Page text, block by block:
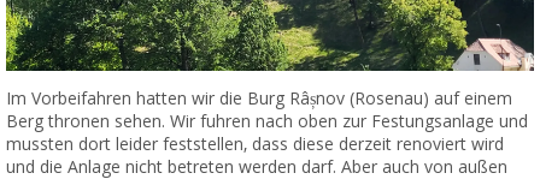
Im Vorbeifahren hatten wir die Burg Râșnov (Rosenau) auf einem
Berg thronen sehen. Wir fuhren nach oben zur Festungsanlage und
mussten dort leider feststellen, dass diese derzeit renoviert wird
und die Anlage nicht betreten werden darf. Aber auch von außen